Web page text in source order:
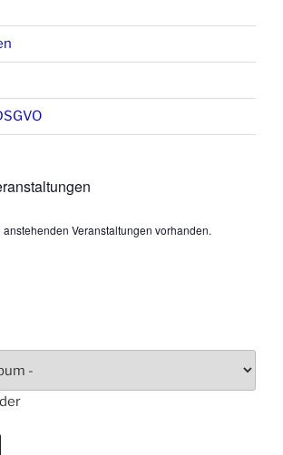
anstehenden Veranstaltungen vorhanden.